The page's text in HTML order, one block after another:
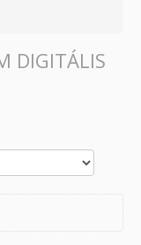
DIGITÁLIS